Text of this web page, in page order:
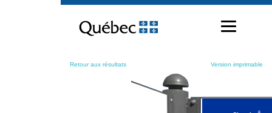
contenu
Retour aux résultats Version imprimable